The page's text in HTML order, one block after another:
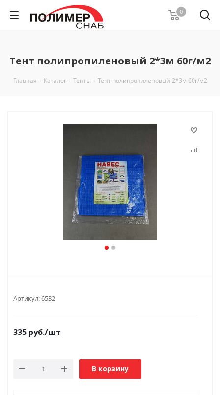
0
Тент полипропиленовый 2*3м 60г/м2
Главная - Каталог - Тенты - Тент полипропиленовый 2*3м 60г/м2
Артикул:6532
335 руб./шт
В корзину